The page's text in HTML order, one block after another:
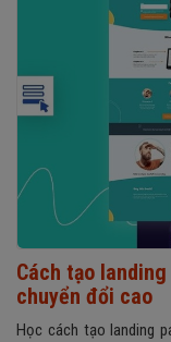
Cách tạo
chuyển đổi cao
Học cách tạo landing